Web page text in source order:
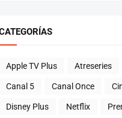
Apple TV Plus Atreseries
Canal 5 Canal Once
Disney Plus Netflix